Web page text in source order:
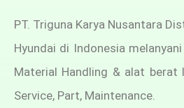
PT. Triguna Karya Nusantara
Hyundai di Indonesia
Material Handling & alat berat
Service, Part, Maintenance.